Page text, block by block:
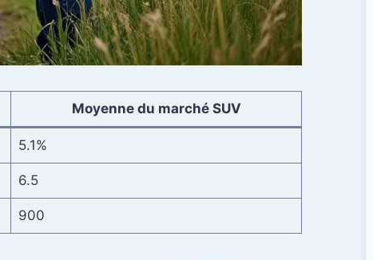
Moyenne du marché SUV
5.1%
6.5
900